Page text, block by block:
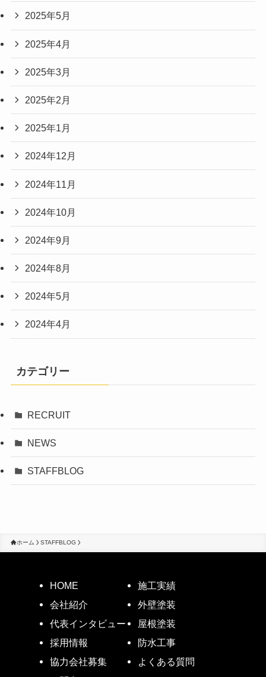
2025年5月
2025年4月
2025年3月
2025年2月
2025年1月
2024年12月
2024年11月
2024年10月
2024年9月
2024年8月
2024年5月
2024年4月
カテゴリー
RECRUIT
NEWS
STAFFBLOG
ホーム STAFFBLOG
HOME
会社紹介
代表インタビュー
採用情報
協力会社募集
施工実績
外壁塗装
屋根塗装
防水工事
よくある質問